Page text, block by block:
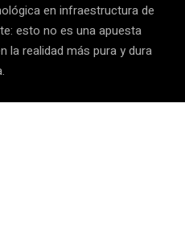
en infraestructura de
esto no es una apuesta
la realidad más pura y dura